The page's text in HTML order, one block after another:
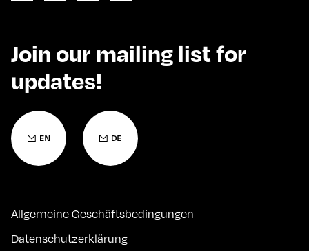
Join our mailing list for
updates!
Allgemeine Geschäftsbedingungen
Datenschutzerklärung